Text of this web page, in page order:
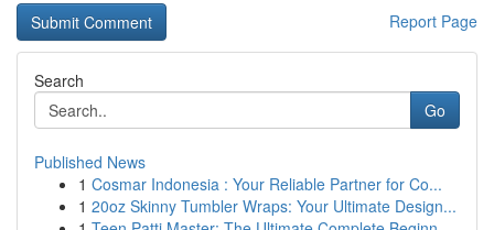
Report Page
Search
Go
Published News
1 Cosmar Indonesia : Your Reliable Partner for Co...
1 20oz Skinny Tumbler Wraps: Your Ultimate Design...